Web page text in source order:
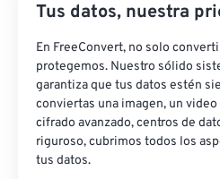
Tus datos, nuestra
En FreeConvert, no solo
protegemos. Nuestro sólido
garantiza que tus datos estén
conviertas una imagen, un
cifrado avanzado, centros de
riguroso, cubrimos todos los
tus datos.